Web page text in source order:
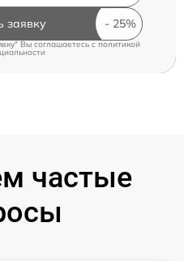
заявку
Вы соглашаетесь cполитикой
частые